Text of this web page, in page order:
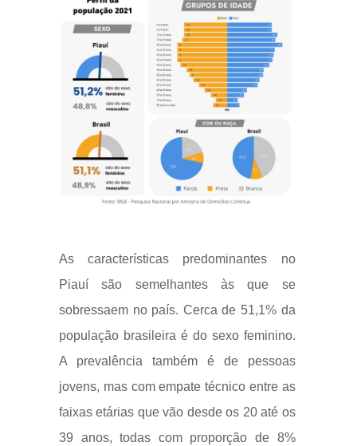
As características predominantes no
Piauí são semelhantes às que se
sobressaem no país. Cerca de 51,1% da
população brasileira é do sexo feminino.
A prevalênciatambém é de pessoas
jovens, mas com empate técnico entre as
faixas etárias que vão desde os 20 até os
39 anos, todas com proporção de 8%